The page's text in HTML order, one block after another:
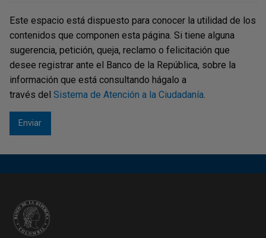
Los hogares han seguido aumentando su
endeudamiento, especialmente con entidades no
financiera desde enero de 2025. En este contexto, es
clave seguir monitoreando el crecimiento y la calidad
de la cartera tanto de las entidades vigiladas como de
Este espacio está dispuesto para conocer la utilidad de los
contenidos que componen esta página. Si tiene alguna
sugerencia, petición, queja, reclamo o felicitación que
desee registrar ante el Banco de la República, sobre la
información que está consultando hágalo a
través del Sistema de Atención a la Ciudadanía